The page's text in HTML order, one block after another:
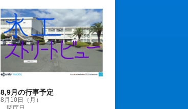
8,9月の行事予定
8月10日（月）